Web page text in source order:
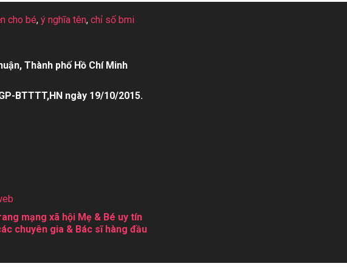
cho bé, ý nghĩa tên, chỉ số bmi
Thành phố Hồ Chí Minh
BTTTT,HN ngày 19/10/2015.
mạng xã hội Mẹ & Bé uy tín
chuyên gia & Bác sĩ hàng đầu